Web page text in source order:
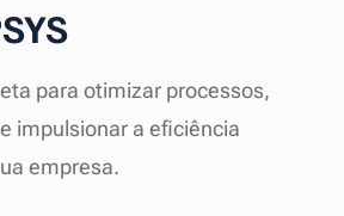
para otimizar processos,
impulsionar a eficiência
empresa.